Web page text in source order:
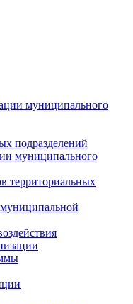
муниципального
подразделений
муниципального
территориальных